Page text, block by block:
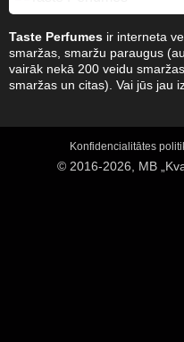
Taste Perfumesir interneta
smaržas, smaržu paraugus
vairāk nekā 200 veidu
smaržas un citas). Vai jūs jau
Konfidencialitātes
© 2016-2026, MB